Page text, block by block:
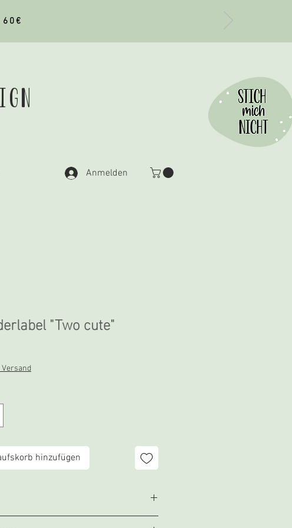
Anmelden
"Two cute"
Versand
hinzufügen